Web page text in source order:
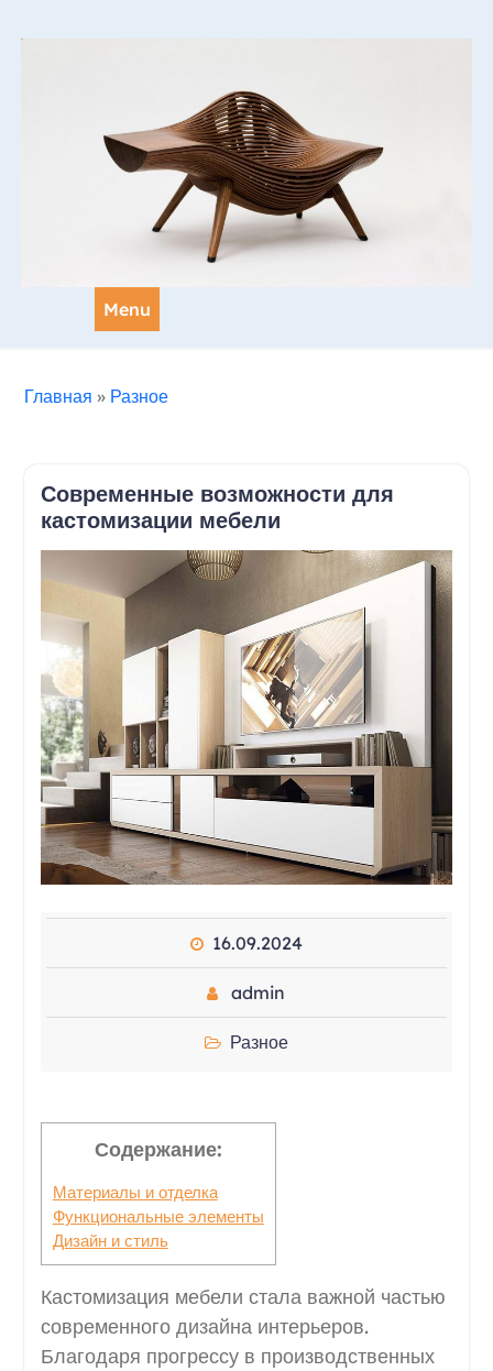
Menu
Главная » Разное
Современные возможности для
кастомизации мебели
16.09.2024
admin
Разное
Содержание:
Материалы и отделка
Функциональные элементы
Дизайн и стиль
Кастомизация мебели стала важной частью
современного дизайна интерьеров.
Благодаря прогрессу в производственных